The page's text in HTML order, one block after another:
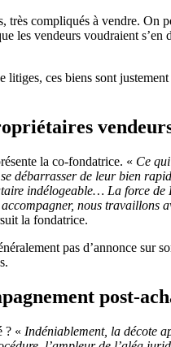
compliqués à vendre. On
les vendeurs voudraient
ces biens sont
la co-fondatrice. « Ce
débarrasser de leur bien
indélogeable… La force
nous
la fondatrice.
pas d’annonce sur
post-
? « Indéniablement, la décote